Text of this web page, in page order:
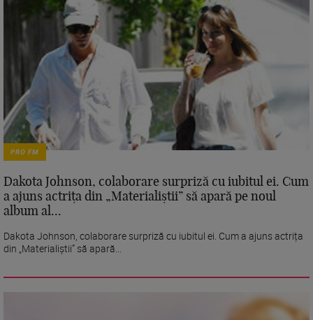
PRO FM
Dakota Johnson, colaborare surpriză cu iubitul ei. Cum
a ajuns actrița din „Materialiștii” să apară pe noul
album al...
Dakota Johnson, colaborare surpriză cu iubitul ei. Cum a ajuns actrița
din „Materialiștii” să apară...